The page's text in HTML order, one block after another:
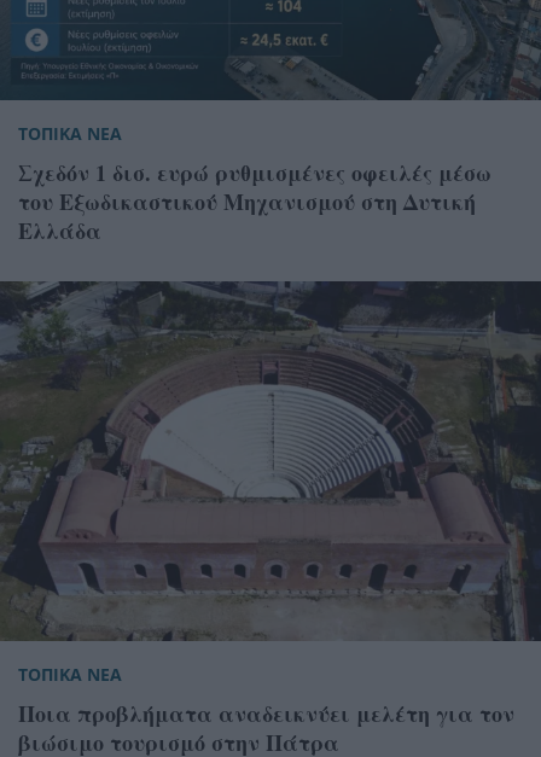
ΤΟΠΙΚΑ ΝΕΑ
Σχεδόν 1 δισ. ευρώ ρυθμισμένες οφειλές μέσω
του Εξωδικαστικού Μηχανισμού στη Δυτική
Ελλάδα
ΤΟΠΙΚΑ ΝΕΑ
Ποια προβλήματα αναδεικνύει μελέτη για τον
βιώσιμο τουρισμό στην Πάτρα